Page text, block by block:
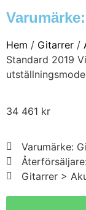
Varumärke:
Hem / Gitarrer /
Standard 2019
34 461 kr
Varumärke:
Gitarrer >